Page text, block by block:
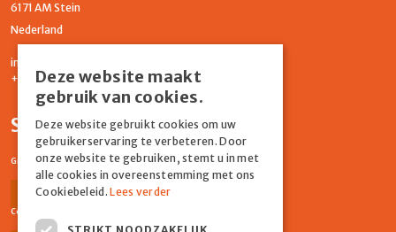
6171 AM Stein
Nederland
info@graydonevents.nl
+316 11435859
Social media
Graydon Events
Facebook Instagram
Comiq
Deze website maakt
gebruik van cookies.
Deze website gebruikt cookies om uw
gebruikerservaring te verbeteren. Door
onze website te gebruiken, stemt u in met
alle cookies in overeenstemming met ons
Cookiebeleid.Lees verder
STRIKT NOODZAKELIJK